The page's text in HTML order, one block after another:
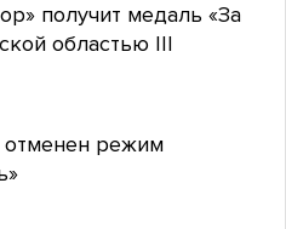
получит медаль «За
областью III
отменен режим